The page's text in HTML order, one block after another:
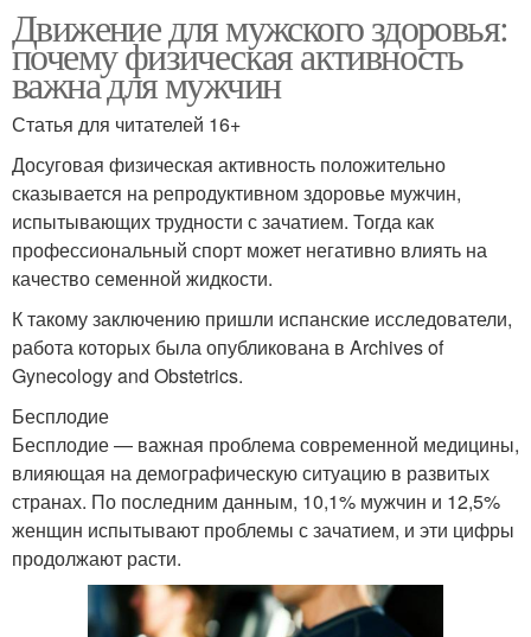
Движение для мужского здоровья:
почему физическая активность
важна для мужчин
Статья для читателей 16+
Досуговая физическая активность положительно
сказывается на репродуктивном здоровье мужчин,
испытывающих трудности с зачатием. Тогда как
профессиональный спорт может негативно влиять на
качество семенной жидкости.
К такому заключению пришли испанские исследователи,
работа которых была опубликована в Archives of
Gynecology and Obstetrics.
Бесплодие
Бесплодие — важная проблема современной медицины,
влияющая на демографическую ситуацию в развитых
странах. По последним данным, 10,1% мужчин и 12,5%
женщин испытывают проблемы с зачатием, и эти цифры
продолжают расти.